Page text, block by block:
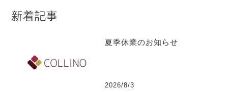
新着記事
夏季休業のお知らせ
2026/8/3